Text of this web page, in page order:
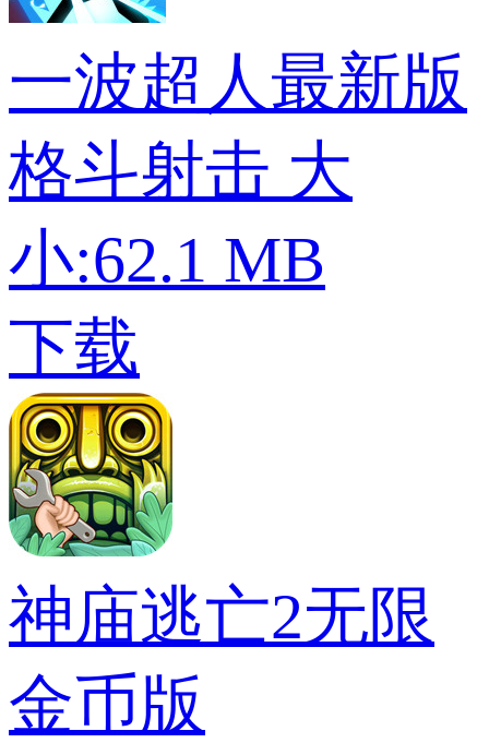
一波超人最新版
格斗射击 大
小:62.1 MB
下载
神庙逃亡2无限
金币版